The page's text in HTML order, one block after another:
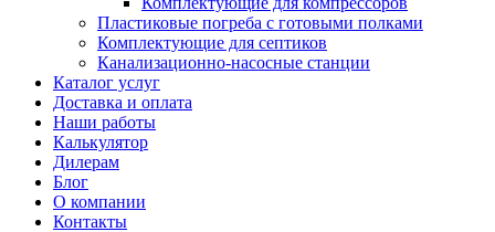
Пластиковые погреба с готовыми полками
Комплектующие для септиков
Канализационно-насосные станции
Каталог услуг
Доставка и оплата
Наши работы
Калькулятор
Дилерам
Блог
О компании
Контакты